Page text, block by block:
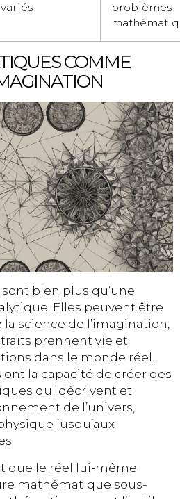
variés
problèmes
COMME
bien plus qu’une
Elles peuvent être
science de l’imagination,
prennent vie et
dans le monde réel.
la capacité de créer des
qui décrivent et
de l’univers,
jusqu’aux
que le réel lui-même
mathématique sous-